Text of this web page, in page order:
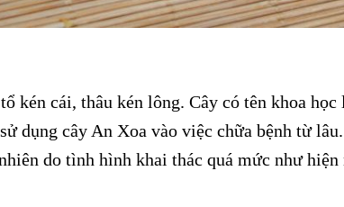
kén cái, thâu kén lông. Cây có tên khoa
dụng cây An Xoa vào việc chữa bệnh từ
do tình hình khai thác quá mức như hiện